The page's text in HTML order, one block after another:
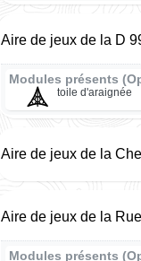
Aire de jeux de la D
Modules présents
toile d'araignée
Aire de jeux de la
Aire de jeux de la
Modules présents